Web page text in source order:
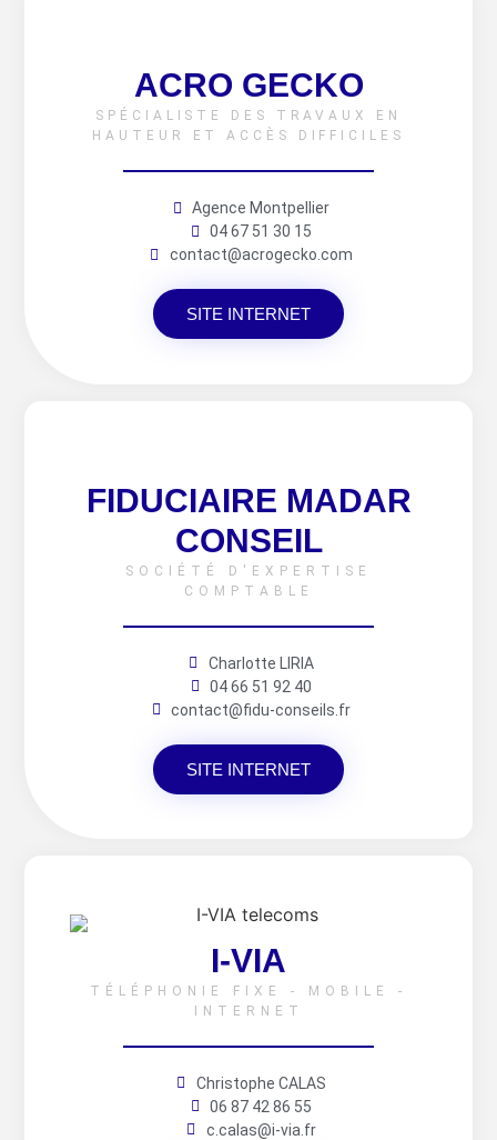
ACRO GECKO
SPÉCIALISTE DES TRAVAUX EN
HAUTEUR ET ACCÈS DIFFICILES
Agence Montpellier
04 67 51 30 15
contact@acrogecko.com
SITE INTERNET
FIDUCIAIRE MADAR
CONSEIL
SOCIÉTÉ D'EXPERTISE
COMPTABLE
Charlotte LIRIA
04 66 51 92 40
contact@fidu-conseils.fr
SITE INTERNET
I-VIA
TÉLÉPHONIE FIXE - MOBILE -
INTERNET
Christophe CALAS
06 87 42 86 55
c.calas@i-via.fr